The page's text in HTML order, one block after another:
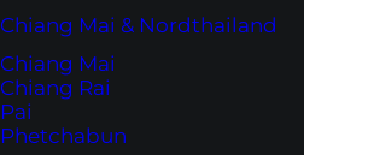
Chiang Mai & Nordthailand
Chiang Mai
Chiang Rai
Pai
Phetchabun